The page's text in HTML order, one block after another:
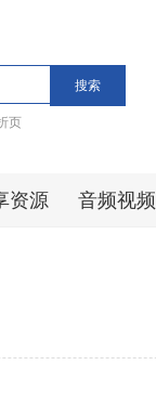
页
资源 音频视频